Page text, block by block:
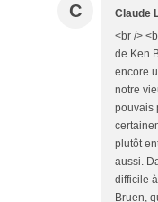
C Claude
<br />
de Ken
encore
notre
pouvais
plutôt
aussi.
difficile
Bruen,